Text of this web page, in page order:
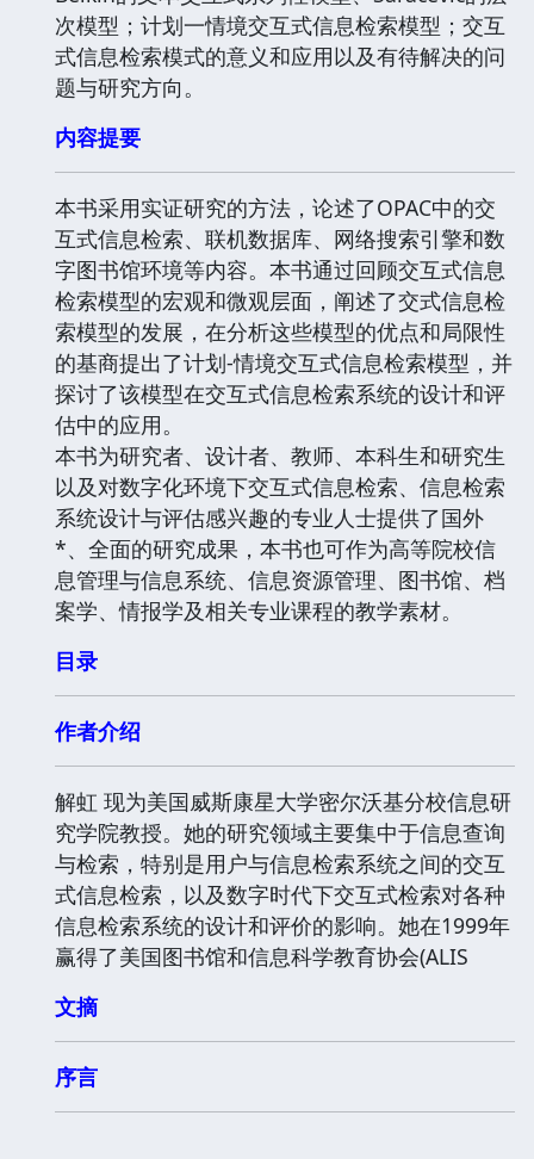
次模型；计划一情境交互式信息检索模型；交互
式信息检索模式的意义和应用以及有待解决的问
题与研究方向。
内容提要
本书采用实证研究的方法，论述了OPAC中的交
互式信息检索、联机数据库、网络搜索引擎和数
字图书馆环境等内容。本书通过回顾交互式信息
检索模型的宏观和微观层面，阐述了交式信息检
索模型的发展，在分析这些模型的优点和局限性
的基商提出了计划-情境交互式信息检索模型，并
探讨了该模型在交互式信息检索系统的设计和评
估中的应用。
本书为研究者、设计者、教师、本科生和研究生
以及对数字化环境下交互式信息检索、信息检索
系统设计与评估感兴趣的专业人士提供了国外
*、全面的研究成果，本书也可作为高等院校信
息管理与信息系统、信息资源管理、图书馆、档
案学、情报学及相关专业课程的教学素材。
目录
作者介绍
解虹 现为美国威斯康星大学密尔沃基分校信息研
究学院教授。她的研究领域主要集中于信息查询
与检索，特别是用户与信息检索系统之间的交互
式信息检索，以及数字时代下交互式检索对各种
信息检索系统的设计和评价的影响。她在1999年
赢得了美国图书馆和信息科学教育协会(ALIS
文摘
序言